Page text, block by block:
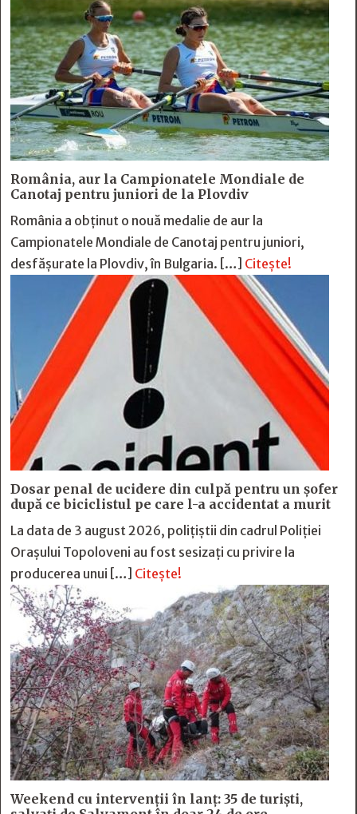
România, aur la Campionatele Mondiale de
Canotaj pentru juniori de la Plovdiv
România a obținut o nouă medalie de aur la
Campionatele Mondiale de Canotaj pentru juniori,
desfășurate la Plovdiv, în Bulgaria. […] Citește!
Dosar penal de ucidere din culpă pentru un șofer
după ce biciclistul pe care l-a accidentat a murit
La data de 3 august 2026, polițiștii din cadrul Poliției
Orașului Topoloveni au fost sesizați cu privire la
producerea unui […] Citește!
Weekend cu intervenții în lanț: 35 de turiști,